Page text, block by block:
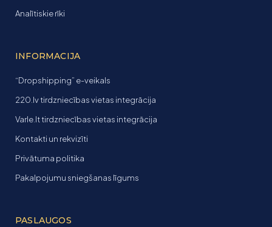
Analītiskie rīki
INFORMACIJA
“Dropshipping” e-veikals
220.lv tirdzniecības vietas integrācija
Varle.lt tirdzniecības vietas integrācija
Kontakti un rekvizīti
Privātuma politika
Pakalpojumu sniegšanas līgums
PASLAUGOS